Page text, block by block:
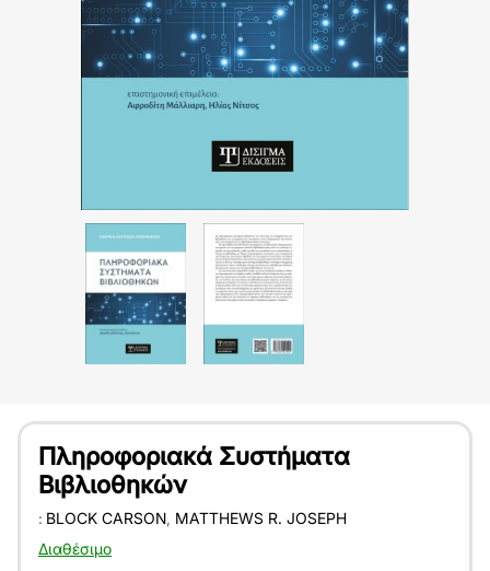
Πληροφοριακά Συστήματα
Βιβλιοθηκών
Διαθέσιμο
: BLOCK CARSON MATTHEWS R. JOSEPH